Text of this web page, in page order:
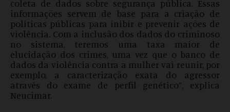
coleta de dados sobre segurança pública. Essas
informações servem de base para a criação de
políticas públicas para inibir e prevenir ações de
violência. Com a inclusão dos dados do criminoso
no sistema, teremos uma taxa maior de
elucidação dos crimes, uma vez que o banco de
dados da violência contra a mulher vai reunir, por
exemplo, a caracterização exata do agressor
através do exame de perfil genético”, explica
Neucimar.